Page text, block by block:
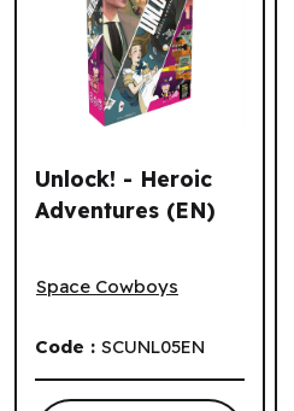
Unlock! - Heroic
Adventures (EN)
Space Cowboys
Code : SCUNL05EN